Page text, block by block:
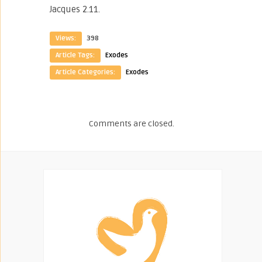
Jacques 2.11.
Views:
398
Article Tags:
Exodes
Article Categories:
Exodes
Comments are closed.